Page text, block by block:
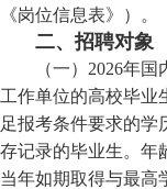
《岗位信息表》）。
二、招聘对象
（一）2026年
工作单位的高校毕业
足报考条件要求的学
存记录的毕业生。年
当年如期取得与最高